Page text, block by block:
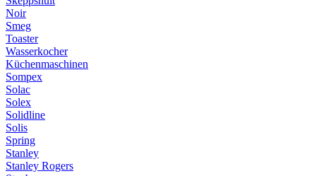
Noir
Smeg
Toaster
Wasserkocher
Küchenmaschinen
Sompex
Solac
Solex
Solidline
Solis
Spring
Stanley
Stanley Rogers